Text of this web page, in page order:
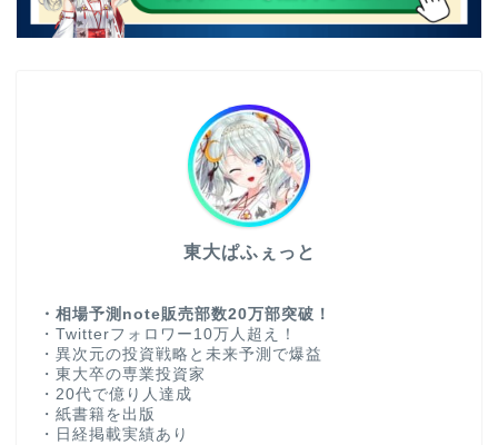
東大ぱふぇっと
・相場予測note販売部数20万部突破！
・Twitterフォロワー10万人超え！
・異次元の投資戦略と未来予測で爆益
・東大卒の専業投資家
・20代で億り人達成
・紙書籍を出版
・日経掲載実績あり